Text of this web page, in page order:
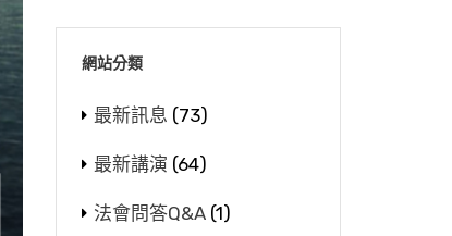
網站分類
最新訊息 (73)
最新講演 (64)
法會問答Q&A(1)